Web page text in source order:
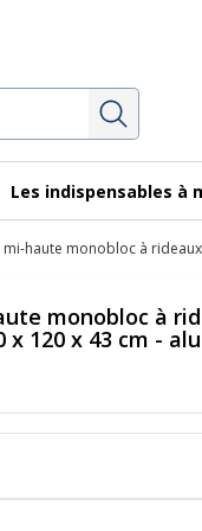
Les indispensables à
haute monobloc à rideaux
monobloc à
x 120 x 43 cm -